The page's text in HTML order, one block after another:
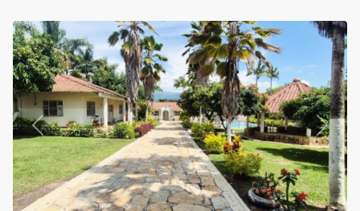
Previous Next